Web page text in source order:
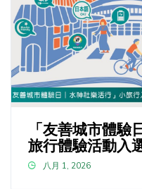
「友善城市體
旅行體驗活動入
八月 1, 2026